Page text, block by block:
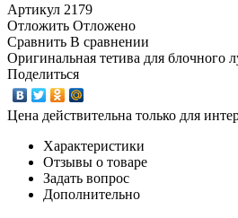
Артикул 2179
Отложить Отложено
Сравнить В сравнении
Оригинальная тетива для блочного
Поделиться
Цена действительна только для
Характеристики
Отзывы о товаре
Задать вопрос
Дополнительно